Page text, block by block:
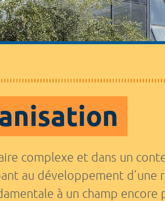
Notre organisation
complexe et dans un
au développement d’une
à un champ encore